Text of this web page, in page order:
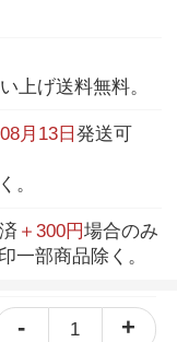
上げ送料無料。
月13日発送可
。
＋300円場合のみ
一部商品除く。
- 1 +